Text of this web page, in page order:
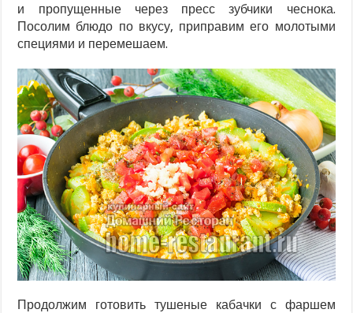
и пропущенные через пресс зубчики чеснока.
Посолим блюдо по вкусу, приправим его молотыми
специями и перемешаем.
Продолжим готовить тушеные кабачки с фаршем